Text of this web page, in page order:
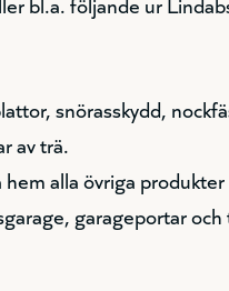
snörasskydd,
av trä.
alla övriga
garageportar